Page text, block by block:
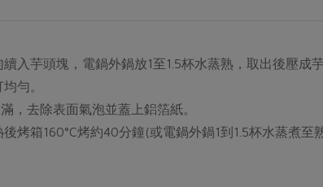
入芋頭塊，電鍋外鍋放1至1.5杯水蒸熟，取出後壓成芋
勻。
，去除表面氣泡並蓋上鋁箔紙。
烤箱160°C烤約40分鐘(或電鍋外鍋1到1.5杯水蒸煮至